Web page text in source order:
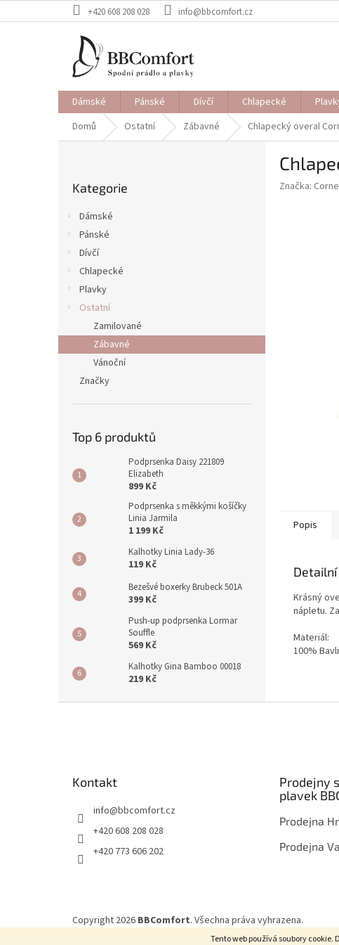
Tento web používá soubory
na
+420 608 208 028 info@bbcomfort.cz
Dámské Pánské Dívčí Chlapecké
Domů
Ostatní Zábavné Chlapecký overal
e
l
kategorie
Kategorie
Dámské
Pánské
Dívčí
Chlapecké
Plavky
Ostatní
Zamilované
Zábavné
Vánoční
Značky
Top 6 produktů
Podprsenka Daisy 221809
Elizabeth
899 Kč
Podprsenka s měkkými košíčky
Linia Jarmila
1 199 Kč
Kalhotky Linia Lady-36
119 Kč
Bezešvé boxerky Brubeck 501A
399 Kč
Push-up podprsenka Lormar
Souffle
569 Kč
Kalhotky Gina Bamboo 00018
219 Kč
Značka:
Popis
Krásný
nápletu.
Materiál:
100%
Kontakt
info@bbcomfort.cz
+420 608 208 028
+420 773 606 202
Prodejny
plavek
Prodejna
Prodejna
Copyright 2026 BBComfort. Všechna práva vyhrazena.